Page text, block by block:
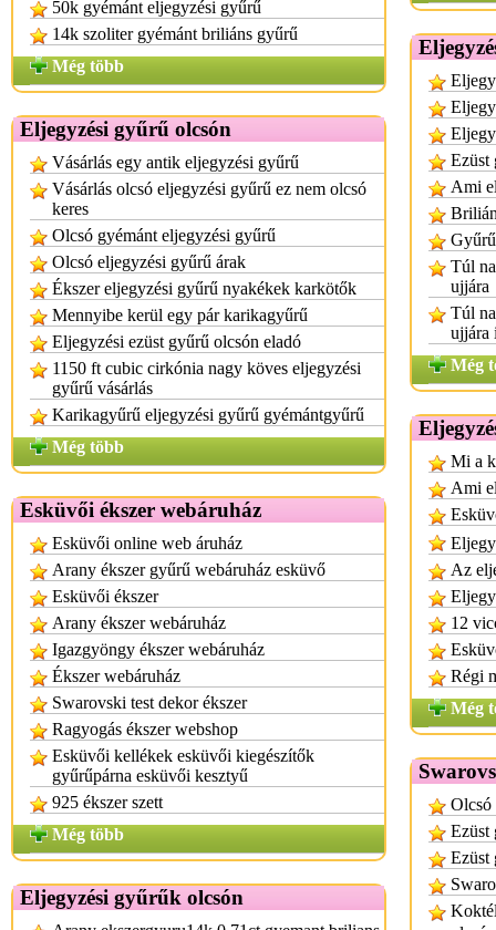
50k gyémánt eljegyzési gyűrű
14k szoliter gyémánt briliáns gyűrű
Még több
Eljegyzési gyűrű olcsón
Vásárlás egy antik eljegyzési gyűrű
Vásárlás olcsó eljegyzési gyűrű ez nem olcsó
keres
Olcsó gyémánt eljegyzési gyűrű
Olcsó eljegyzési gyűrű árak
Ékszer eljegyzési gyűrű nyakékek karkötők
Mennyibe kerül egy pár karikagyűrű
Eljegyzési ezüst gyűrű olcsón eladó
1150 ft cubic cirkónia nagy köves eljegyzési
gyűrű vásárlás
Karikagyűrű eljegyzési gyűrű gyémántgyűrű
Még több
Esküvői ékszer webáruház
Esküvői online web áruház
Arany ékszer gyűrű webáruház esküvő
Esküvői ékszer
Arany ékszer webáruház
Igazgyöngy ékszer webáruház
Ékszer webáruház
Swarovski test dekor ékszer
Ragyogás ékszer webshop
Esküvői kellékek esküvői kiegészítők
gyűrűpárna esküvői kesztyű
925 ékszer szett
Még több
Eljegyzési gyűrűk olcsón
Ezüst
Ami
Túl
ujjára
Túl
ujjára
Még
Mi a
Ami
Az
12
Régi
Még
Olcsó
Ezüst
Ezüst